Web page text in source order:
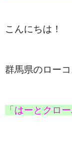
こんにちは！
群馬県のロー
「はーとクロ